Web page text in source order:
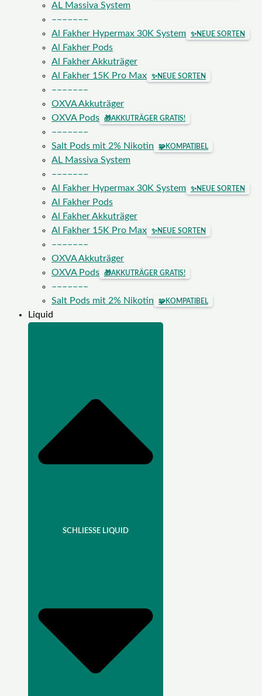
AL Massiva System
–––––––
Al Fakher Hypermax 30K System
✨NEUE SORTEN
Al Fakher Pods
Al Fakher Akkuträger
Al Fakher 15K Pro Max
✨NEUE SORTEN
–––––––
OXVA Akkuträger
OXVA Pods
🎁AKKUTRÄGER GRATIS!
–––––––
Salt Pods mit 2% Nikotin
🧩KOMPATIBEL
AL Massiva System
–––––––
Al Fakher Hypermax 30K System
✨NEUE SORTEN
Al Fakher Pods
Al Fakher Akkuträger
Al Fakher 15K Pro Max
✨NEUE SORTEN
–––––––
OXVA Akkuträger
OXVA Pods
🎁AKKUTRÄGER GRATIS!
–––––––
Salt Pods mit 2% Nikotin
🧩KOMPATIBEL
Liquid
SCHLIESSE LIQUID